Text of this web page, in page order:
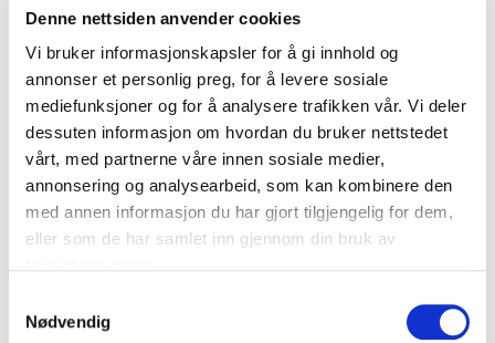
Denne nettsiden anvender cookies
Vi bruker informasjonskapsler for å gi innhold og
annonser et personlig preg, for å levere sosiale
mediefunksjoner og for å analysere trafikken vår. Vi deler
dessuten informasjon om hvordan du bruker nettstedet
vårt, med partnerne våre innen sosiale medier,
annonsering og analysearbeid, som kan kombinere den
med annen informasjon du har gjort tilgjengelig for dem,
eller som de har samlet inn gjennom din bruk av
Nødvendig
Vekt pr. stk.: 146,0 kg
Tilkjøp
Tilbehør
Festebeslag B133K
15,00 DKK